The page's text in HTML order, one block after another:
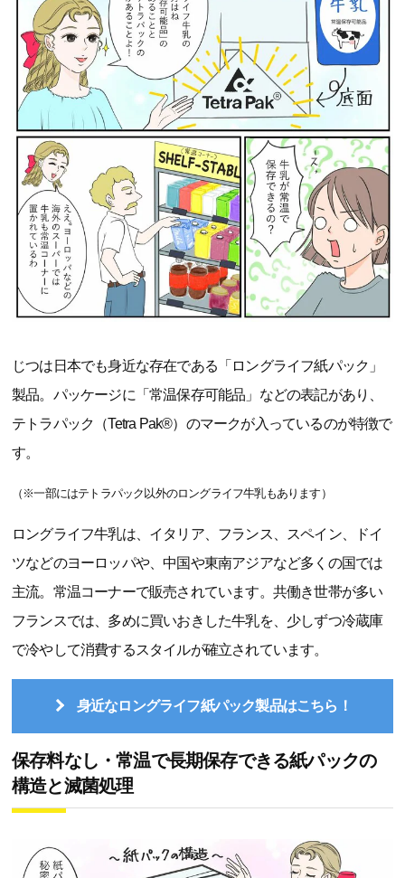
じつは日本でも身近な存在である「ロングライフ紙パック」
製品。パッケージに「常温保存可能品」などの表記があり、
テトラパック（Tetra Pak®）のマークが入っているのが特徴で
す。
（※一部にはテトラパック以外のロングライフ牛乳もあります）
ロングライフ牛乳は、イタリア、フランス、スペイン、ドイ
ツなどのヨーロッパや、中国や東南アジアなど多くの国では
主流。常温コーナーで販売されています。共働き世帯が多い
フランスでは、多めに買いおきした牛乳を、少しずつ冷蔵庫
で冷やして消費するスタイルが確立されています。
身近なロングライフ紙パック製品はこちら！
保存料なし・常温で長期保存できる紙パックの
構造と滅菌処理